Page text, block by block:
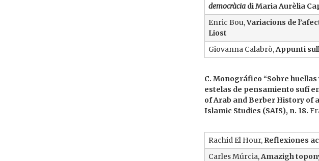
democràcia di Maria Aurèlia
Enric Bou,Variacions de
Liost
Giovanna Calabrò,Appunti
C. Monográfico “Sobre
estelas de pensamiento sufí
of Arab and Berber History of
Islamic Studies (SAIS), n. 18.
Rachid El Hour, Reflexiones
Carles Múrcia,Amazigh